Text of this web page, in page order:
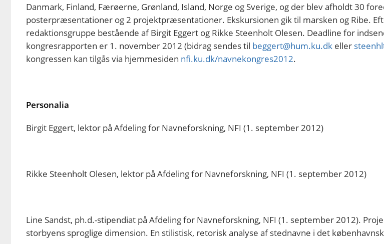
Danmark, Finland, Færøerne, Grønland, Island, Norge og Sverige, og der blev afholdt 30
posterpræsentationer og 2 projektpræsentationer. Ekskursionen gik til marsken og Ribe.
redaktionsgruppe bestående af Birgit Eggert og Rikke Steenholt Olesen. Deadline for
kongresrapporten er 1. november 2012 (bidrag sendes til beggert@hum.ku.dk eller
kongressen kan tilgås via hjemmesiden nfi.ku.dk/navnekongres2012.
Personalia
Birgit Eggert, lektor på Afdeling for Navneforskning, NFI (1. september 2012)
Rikke Steenholt Olesen, lektor på Afdeling for Navneforskning, NFI (1. september 2012)
Line Sandst, ph.d.-stipendiat på Afdeling for Navneforskning, NFI (1. september 2012).
storbyens sproglige dimension. En stilistisk, retorisk analyse af stednavne i det